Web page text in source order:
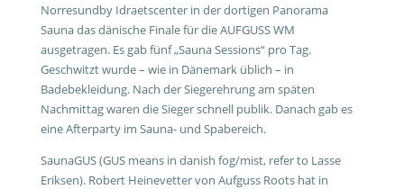
Norresundby Idraetscenter in der dortigen Panorama
Sauna das dänische Finale für die AUFGUSS WM
ausgetragen. Es gab fünf „Sauna Sessions“ pro Tag.
Geschwitzt wurde – wie in Dänemark üblich – in
Badebekleidung. Nach der Siegerehrung am späten
Nachmittag waren die Sieger schnell publik. Danach gab es
eine Afterparty im Sauna- und Spabereich.
SaunaGUS (GUS means in danish fog/mist, refer to Lasse
Eriksen). Robert Heinevetter von Aufguss Roots hat in